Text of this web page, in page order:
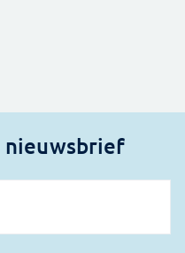
nieuwsbrief